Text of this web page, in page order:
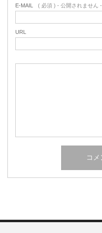
E-MAIL ( 必須 ) - 公開されません -
URL